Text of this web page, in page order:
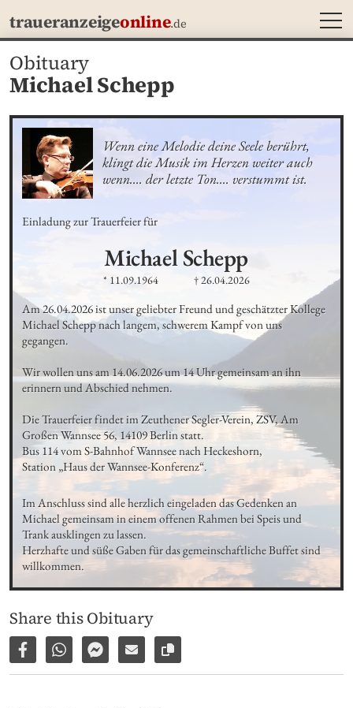
traueranzeigeonline.de
Obituary
Michael Schepp
Wenn eine Melodie deine Seele berührt,
klingt die Musik im Herzen weiter auch
wenn…. der letzte Ton…. verstummt ist.
Einladung zur Trauerfeier für
MichaelSchepp
* 11.09.1964 † 26.04.2026
Am 26.04.2026 ist unser geliebter Freund und geschätzter Kollege
Michael Schepp nach langem, schwerem Kampf von uns
gegangen.
Wir wollen uns am 14.06.2026 um 14 Uhr gemeinsam an ihn
erinnern und Abschied nehmen.
Die Trauerfeier findet im Zeuthener Segler-Verein, ZSV, Am
Großen Wannsee 56, 14109 Berlin statt.
Bus 114 vom S-Bahnhof Wannsee nach Heckeshorn,
Station „Haus der Wannsee-Konferenz“.
Im Anschluss sind alle herzlich eingeladen das Gedenken an
Michael gemeinsam in einem offenen Rahmen bei Speis und
Trank ausklingen zu lassen.
Herzhafte und süße Gaben für das gemeinschaftliche Buffet sind
willkommen.
Share this Obituary
Share on Facebook
Share via WhatsApp
Share via Facebook Messenger
Share via E-Mail
Copy link to page